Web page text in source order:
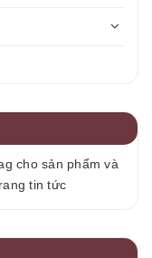
cho sản phẩm và
tin tức